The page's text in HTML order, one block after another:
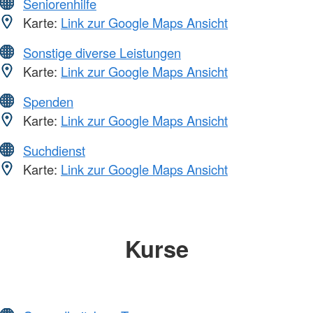
Karte: Link zur Google Maps Ansicht
Sonstige diverse Leistungen
Karte: Link zur Google Maps Ansicht
Spenden
Karte: Link zur Google Maps Ansicht
Suchdienst
Karte: Link zur Google Maps Ansicht
Kurse